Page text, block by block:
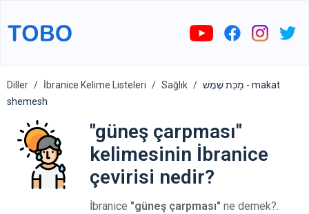
Diller İbranice Kelime Listeleri Sağlık
מַכַּת שֶׁמֶשׁ - makat
shemesh
"güneş çarpması"
kelimesinin İbranice
çevirisi nedir?
İbranice "güneş çarpması" ne demek?.